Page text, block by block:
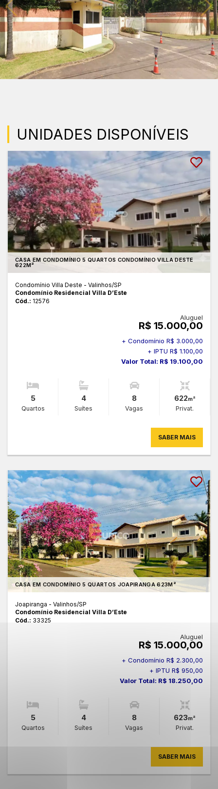
UNIDADES DISPONÍVEIS
CASA EM CONDOMÍNIO 5 QUARTOS CONDOMÍNIO VILLA DESTE
622M²
Condomínio Villa Deste - Valinhos/SP
Condomínio Residencial Villa D’Este
Cód.: 12576
Aluguel
R$ 15.000,00
+ Condomínio R$ 3.000,00
+ IPTU R$ 1.100,00
Valor Total: R$ 19.100,00
5
Quartos
4
Suítes
8
Vagas
622m²
Privat.
SABER MAIS
CASA EM CONDOMÍNIO 5 QUARTOS JOAPIRANGA 623M²
Joapiranga - Valinhos/SP
Condomínio Residencial Villa D’Este
Cód.: 33325
Aluguel
R$ 15.000,00
+ Condomínio R$ 2.300,00
+ IPTU R$ 950,00
Valor Total: R$ 18.250,00
5
Quartos
4
Suítes
8
Vagas
623m²
Privat.
SABER MAIS